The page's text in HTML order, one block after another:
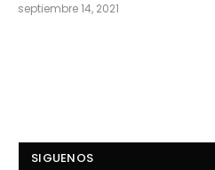
septiembre 14, 2021
SIGUENOS